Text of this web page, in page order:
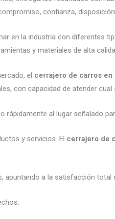
confianza,
en la industria con diferentes
y materiales de alta
el cerrajero de carros en
con capacidad de atender cual
al lugar señalado
y servicios. El cerrajero de
a la satisfacción